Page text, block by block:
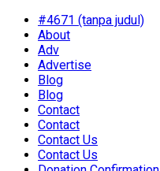
#4671 (tanpa judul)
About
Adv
Advertise
Blog
Blog
Contact
Contact
Contact Us
Contact Us